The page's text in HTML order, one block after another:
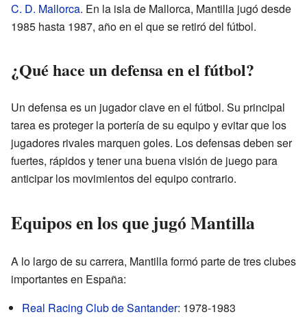
C. D. Mallorca. En la isla de Mallorca, Mantilla jugó desde
1985 hasta 1987, año en el que se retiró del fútbol.
¿Qué hace un defensa en el fútbol?
Un defensa es un jugador clave en el fútbol. Su principal
tarea es proteger la portería de su equipo y evitar que los
jugadores rivales marquen goles. Los defensas deben ser
fuertes, rápidos y tener una buena visión de juego para
anticipar los movimientos del equipo contrario.
Equipos en los que jugó Mantilla
A lo largo de su carrera, Mantilla formó parte de tres clubes
importantes en España:
Real Racing Club de Santander: 1978-1983